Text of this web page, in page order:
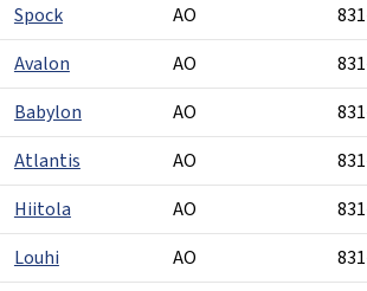
Spock
AO
Avalon
AO
Babylon
AO
Atlantis
AO
Hiitola
AO
Louhi
AO